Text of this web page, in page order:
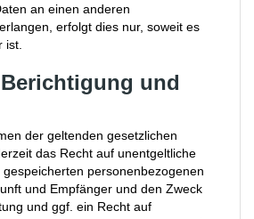
an einen anderen
erfolgt dies nur, soweit es
ist.
und
der geltenden gesetzlichen
das Recht auf unentgeltliche
personenbezogenen
und Empfänger und den Zweck
und ggf. ein Recht auf